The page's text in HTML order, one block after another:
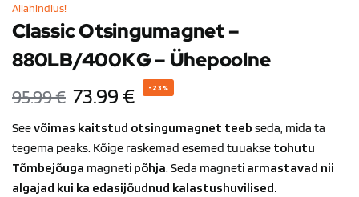
Allahindlus!
Classic Otsingumagnet –
880LB/400KG – Ühepoolne
95.99€ 73.99€ -23%
Seevõimas kaitstud otsingumagnet teeb seda, mida ta
tegema peaks. Kõige raskemad esemed tuuakse tohutu
Tõmbejõuga magneti põhja. Seda magneti armastavad nii
algajad kui ka edasijõudnud kalastushuvilised.